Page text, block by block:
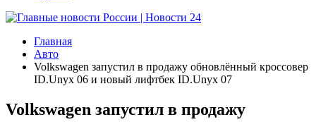
Главная
Авто
Volkswagen запустил в продажу обновлённый кроссовер
ID.Unyx 06 и новый лифтбек ID.Unyx 07
Volkswagen запустил в продажу